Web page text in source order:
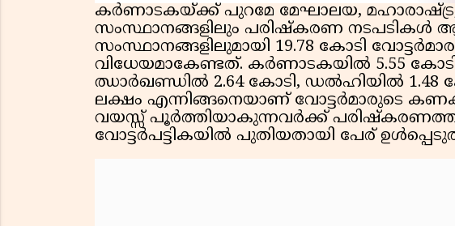
കർണാടകയ്ക്ക് പുറമേ മേഘാലയ,
സംസ്ഥാനങ്ങളിലും പരിഷ്‌കരണ നടപടികൾ
സംസ്ഥാനങ്ങളിലുമായി 19.78 കോടി
വിധേയമാകേണ്ടത്. കർണാടകയിൽ 5.55
ഝാർഖണ്ഡിൽ 2.64 കോടി, ഡൽഹിയിൽ 1.48
ലക്ഷം എന്നിങ്ങനെയാണ് വോട്ടർമാരുടെ
വയസ്സ് പൂർത്തിയാകുന്നവർക്ക്
വോട്ടർപട്ടികയിൽ പുതിയതായി പേര്